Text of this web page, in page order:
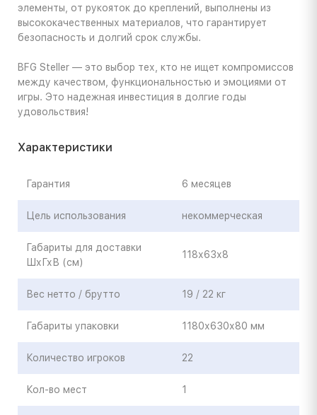
элементы, от рукояток до креплений, выполнены из
высококачественных материалов, что гарантирует
безопасность и долгий срок службы.
BFG Steller — это выбор тех, кто не ищет компромиссов
между качеством, функциональностью и эмоциями от
игры. Это надежная инвестиция в долгие годы
удовольствия!
Характеристики
Гарантия 6 месяцев
Цель использования некоммерческая
Габариты для доставки
ШхГхВ (см)
118х63х8
Вес нетто / брутто 19 / 22 кг
Габариты упаковки 1180х630х80 мм
Количество игроков 22
Кол-во мест 1